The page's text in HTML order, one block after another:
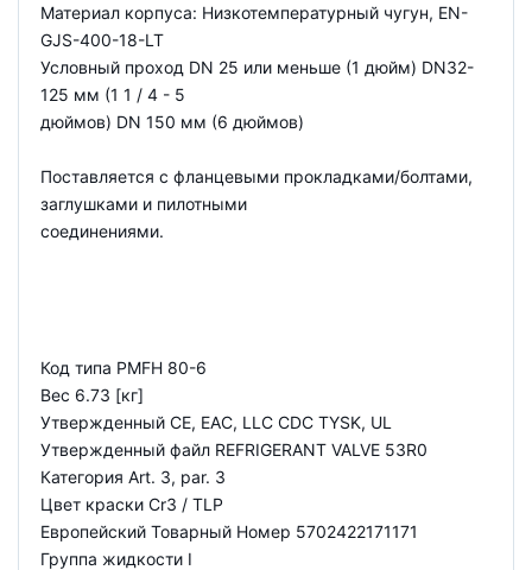
Материал корпуса: Низкотемпературный чугун, EN-
GJS-400-18-LT
Условный проход DN 25 или меньше (1 дюйм) DN32-
125 мм (1 1 / 4 - 5
дюймов) DN 150 мм (6 дюймов)
Поставляется с фланцевыми прокладками/болтами,
заглушками и пилотными
соединениями.
Код типа PMFH 80-6
Вес 6.73 [кг]
Утвержденный CE, EAC, LLC CDC TYSK, UL
Утвержденный файл REFRIGERANT VALVE 53R0
Категория Art. 3, par. 3
Цвет краски Cr3 / TLP
Европейский Товарный Номер 5702422171171
Группа жидкости I